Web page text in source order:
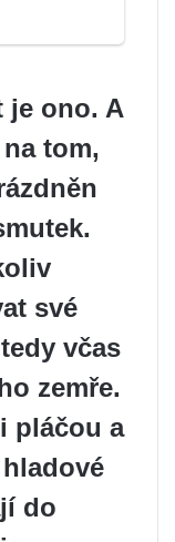
je ono. A
tom,
své
včas
zemře.
pláčou a
do